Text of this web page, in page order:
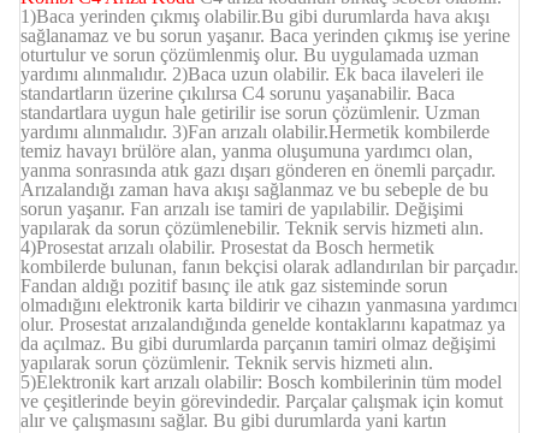
1)Baca yerinden çıkmış olabilir.Bu gibi durumlarda hava akışı
sağlanamaz ve bu sorun yaşanır. Baca yerinden çıkmış ise yerine
oturtulur ve sorun çözümlenmiş olur. Bu uygulamada uzman
yardımı alınmalıdır. 2)Baca uzun olabilir. Ek baca ilaveleri ile
standartların üzerine çıkılırsa C4 sorunu yaşanabilir. Baca
standartlara uygun hale getirilir ise sorun çözümlenir. Uzman
yardımı alınmalıdır. 3)Fan arızalı olabilir.Hermetik kombilerde
temiz havayı brülöre alan, yanma oluşumuna yardımcı olan,
yanma sonrasında atık gazı dışarı gönderen en önemli parçadır.
Arızalandığı zaman hava akışı sağlanmaz ve bu sebeple de bu
sorun yaşanır. Fan arızalı ise tamiri de yapılabilir. Değişimi
yapılarak da sorun çözümlenebilir. Teknik servis hizmeti alın.
4)Prosestat arızalı olabilir. Prosestat da Bosch hermetik
kombilerde bulunan, fanın bekçisi olarak adlandırılan bir parçadır.
Fandan aldığı pozitif basınç ile atık gaz sisteminde sorun
olmadığını elektronik karta bildirir ve cihazın yanmasına yardımcı
olur. Prosestat arızalandığında genelde kontaklarını kapatmaz ya
da açılmaz. Bu gibi durumlarda parçanın tamiri olmaz değişimi
yapılarak sorun çözümlenir. Teknik servis hizmeti alın.
5)Elektronik kart arızalı olabilir: Bosch kombilerinin tüm model
ve çeşitlerinde beyin görevindedir. Parçalar çalışmak için komut
alır ve çalışmasını sağlar. Bu gibi durumlarda yani kartın